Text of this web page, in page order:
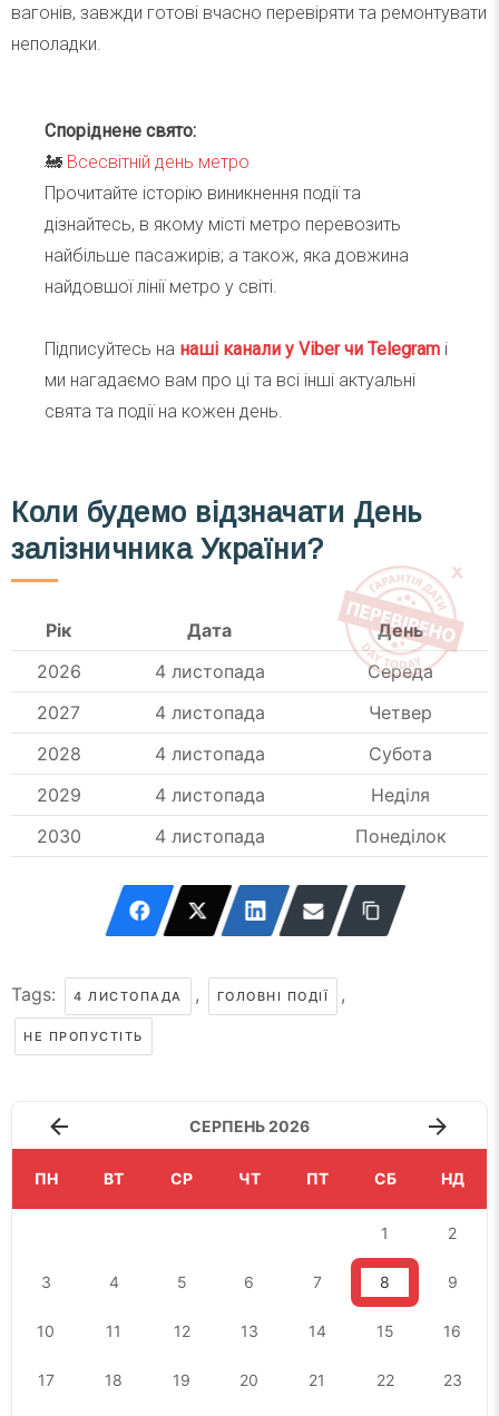
вагонів, завжди готові вчасно перевіряти та ремонтувати
неполадки.
Споріднене свято:
🚂 Всесвітній день метро
Прочитайте історію виникнення події та
дізнайтесь, в якому місті метро перевозить
найбільше пасажирів; а також, яка довжина
найдовшої лінії метро у світі.
Підписуйтесь на наші канали у Viber чи Telegram і
ми нагадаємо вам про ці та всі інші актуальні
свята та події на кожен день.
Коли будемо відзначати День
залізничника України?
Рік Дата
День
2026
4 листопада
Середа
2027
4 листопада
Четвер
2028
4 листопада
Субота
2029
4 листопада
Неділя
2030
4 листопада Понеділок
Tags: 4 ЛИСТОПАДА , ГОЛОВНІ ПОДІЇ ,
НЕ ПРОПУСТІТЬ
СЕРПЕНЬ 2026
ПН ВТ СР ЧТ ПТ СБ НД
1 2
3 4 5 6 7 8 9
10 11 12 13 14 15 16
17 18 19 20 21 22 23